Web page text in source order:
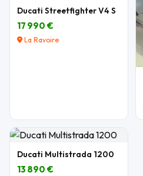
Ducati Streetfighter V4 S
17 990 €
La Ravoire
Ducati Multistrada 1200
13 890 €